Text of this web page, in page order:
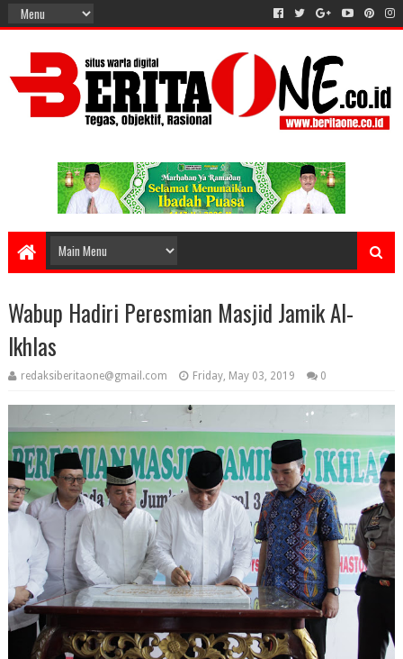
Wabup Hadiri Peresmian Masjid Jamik Al-
Ikhlas
redaksiberitaone@gmail.com Friday, May 03, 2019 0